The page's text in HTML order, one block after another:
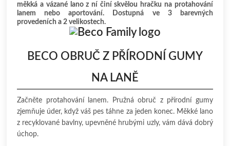
měkká a vázané lano z ní činí skvělou hračku na protahování
lanem nebo aportování. Dostupná ve 3 barevných
provedeních a 2 velikostech.
BECO OBRUČ Z PŘÍRODNÍ GUMY
NA LANĚ
Začněte protahování lanem. Pružná obruč z přírodní gumy
zjemňuje úder, když váš pes táhne za jeden konec. Měkké lano
z recyklované bavlny, upevněné hrubými uzly, vám dává dobrý
úchop.